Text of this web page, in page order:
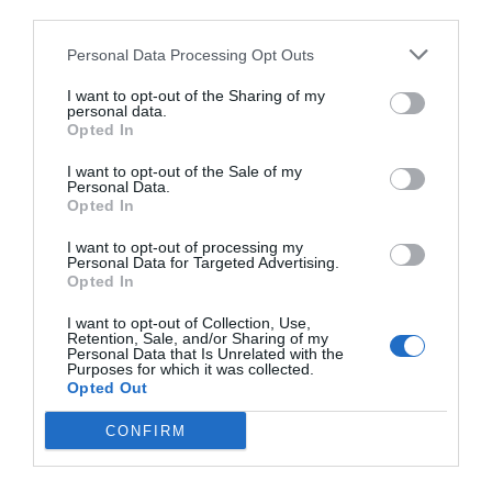
Personal Data Processing Opt Outs
I want to opt-out of the Sharing of my
personal data.
Opted In
I want to opt-out of the Sale of my
Personal Data.
Opted In
I want to opt-out of processing my
Personal Data for Targeted Advertising.
Opted In
I want to opt-out of Collection, Use,
Retention, Sale, and/or Sharing of my
Personal Data that Is Unrelated with the
Purposes for which it was collected.
Opted Out
CONFIRM